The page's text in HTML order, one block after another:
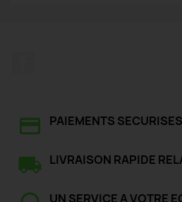
PAIEMENTS
LIVRAISON RAPIDE
UN SERVICE A VOTRE